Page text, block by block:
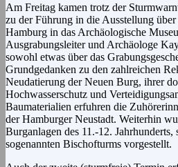
Am Freitag kamen trotz der
zu der Führung in die Ausstellung
Hamburg in das Archäologische
Ausgrabungsleiter und Archäologe
sowohl etwas über das
Grundgedanken zu den zahlreichen
Neudatierung der Neuen Burg, ihrer
Hochwasserschutz und
Baumaterialien erfuhren die
der Hamburger Neustadt. Weiterhin
Burganlagen des 11.-12.
sogenannten Bischofturms vorgestellt.